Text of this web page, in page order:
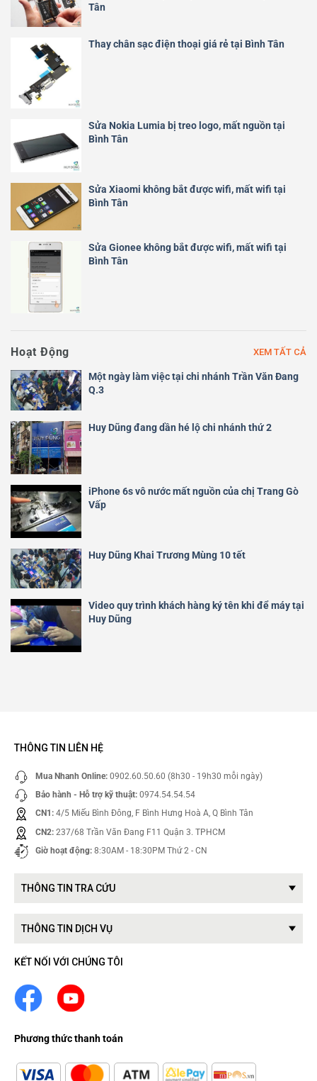
Tân
Thay chân sạc điện thoại giá rẻ tại Bình Tân
Sửa Nokia Lumia bị treo logo, mất nguồn tại
Bình Tân
Sửa Xiaomi không bắt được wifi, mất wifi tại
Bình Tân
Sửa Gionee không bắt được wifi, mất wifi tại
Bình Tân
Hoạt Động XEM TẤT CẢ
Một ngày làm việc tại chi nhánh Trần Văn Đang
Q.3
Huy Dũng đang dần hé lộ chi nhánh thứ 2
iPhone 6s vô nước mất nguồn của chị Trang Gò
Vấp
Huy Dũng Khai Trương Mùng 10 tết
Video quy trình khách hàng ký tên khi để máy tại
Huy Dũng
THÔNG TIN LIÊN HỆ
Mua Nhanh Online: 0902.60.50.60 (8h30 - 19h30 mỗi ngày)
Bảo hành - Hỗ trợ kỹ thuật: 0974.54.54.54
CN1: 4/5 Miếu Bình Đông, F Bình Hưng Hoà A, Q Bình Tân
CN2: 237/68 Trần Văn Đang F11 Quận 3. TPHCM
Giờ hoạt động: 8:30AM - 18:30PM Thứ 2 - CN
THÔNG TIN TRA CỨU
THÔNG TIN DỊCH VỤ
KẾT NỐI VỚI CHÚNG TÔI
Phương thức thanh toán